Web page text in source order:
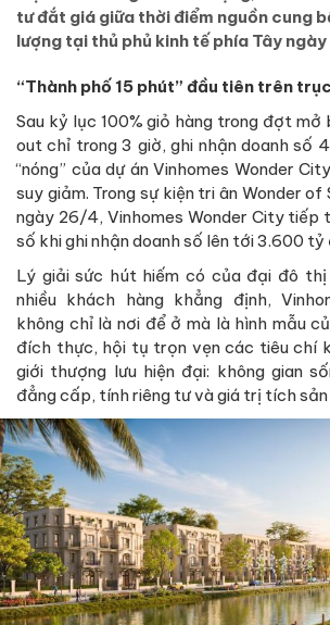
tư đắt giá giữa thời điểm nguồn cung
lượng tại thủ phủ kinh tế phía Tây
“Thành phố 15 phút” đầu tiên trên
Sau kỷ lục 100% giỏ hàng trong đợt mở
out chỉ trong 3 giờ, ghi nhận doanh số
“nóng” của dự án Vinhomes Wonder
suy giảm. Trong sự kiện tri ân Wonder of
ngày 26/4, Vinhomes Wonder City tiếp
số khi ghi nhận doanh số lên tới 3.600 tỷ
Lý giải sức hút hiếm có của đại đô
nhiều khách hàng khẳng định,
không chỉ là nơi để ở mà là hình mẫu
đích thực, hội tụ trọn vẹn các tiêu chí
giới thượng lưu hiện đại: không gian
đẳng cấp, tính riêng tư và giá trị tích sản